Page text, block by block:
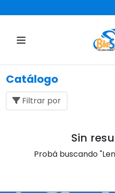
Catálogo
Filtrar por
Sin
Probá buscando